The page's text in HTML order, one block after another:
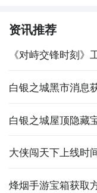
资讯推荐
《对峙交锋时刻》
白银之城黑市消息
白银之城屋顶隐藏
大侠闯天下上线时
烽烟手游宝箱获取